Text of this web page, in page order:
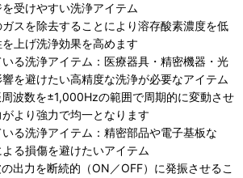
受けやすい洗浄アイテム
スを除去することにより溶存酸素濃度を低
上げ洗浄効果を高めます
る洗浄アイテム：医療器具・精密機器・光
を避けたい高精度な洗浄が必要なアイテム
波数を±1,000Hzの範囲で周期的に変動させ
より強力で均一となります
る洗浄アイテム：精密部品や電子基板な
る損傷を避けたいアイテム
出力を断続的（ON／OFF）に発振させるこ